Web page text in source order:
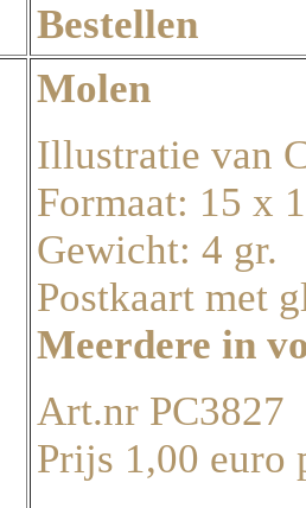
Bestellen
Molen
Illustratie van
Formaat: 15 x
Gewicht: 4 gr.
Postkaart met
Meerdere in
Art.nr PC3827
Prijs 1,00 euro